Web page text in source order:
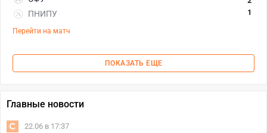
ПНИПУ
1
Перейти на матч
ПОКАЗАТЬ ЕЩЕ
Главные новости
22.06 в 17:37